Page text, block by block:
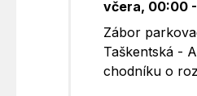
včera, 00:00
Zábor
Taškentská -
chodníku o